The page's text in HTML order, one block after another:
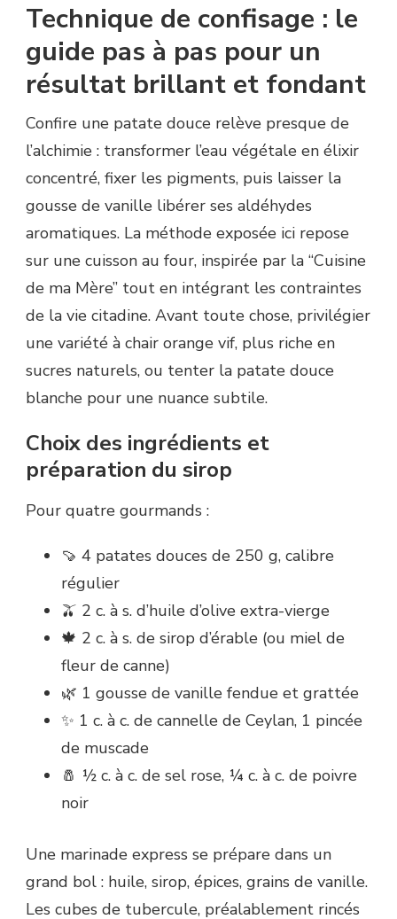
Technique de confisage : le
guide pas à pas pour un
résultat brillant et fondant
Confire une patate douce relève presque de
l’alchimie : transformer l’eau végétale en élixir
concentré, fixer les pigments, puis laisser la
gousse de vanille libérer ses aldéhydes
aromatiques. La méthode exposée ici repose
sur une cuisson au four, inspirée par la “Cuisine
de ma Mère” tout en intégrant les contraintes
de la vie citadine. Avant toute chose, privilégier
une variété à chair orange vif, plus riche en
sucres naturels, ou tenter la patate douce
blanche pour une nuance subtile.
Choix des ingrédients et
préparation du sirop
Pour quatre gourmands :
🍠 4 patates douces de 250 g, calibre
régulier
🫒 2 c. à s. d’huile d’olive extra-vierge
🍁 2 c. à s. de sirop d’érable (ou miel de
fleur de canne)
🌿 1 gousse de vanille fendue et grattée
✨ 1 c. à c. de cannelle de Ceylan, 1 pincée
de muscade
🧂 ½ c. à c. de sel rose, ¼ c. à c. de poivre
noir
Une marinade express se prépare dans un
grand bol : huile, sirop, épices, grains de vanille.
Les cubes de tubercule, préalablement rincés